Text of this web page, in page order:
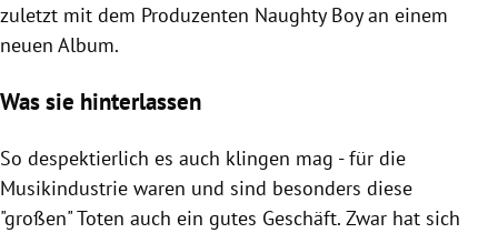
zuletzt mit dem Produzenten Naughty Boyan einem
neuen Album.
Was sie hinterlassen
So despektierlich es auch klingen mag - für die
Musikindustrie waren und sind besonders diese
"großen" Toten auch ein gutes Geschäft. Zwar hat sich